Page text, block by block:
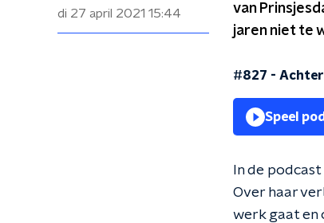
di 27 april 2021 15:44
van
jaren niet te
#827 -
Speel
In de podcast
Over haar
werk gaat en